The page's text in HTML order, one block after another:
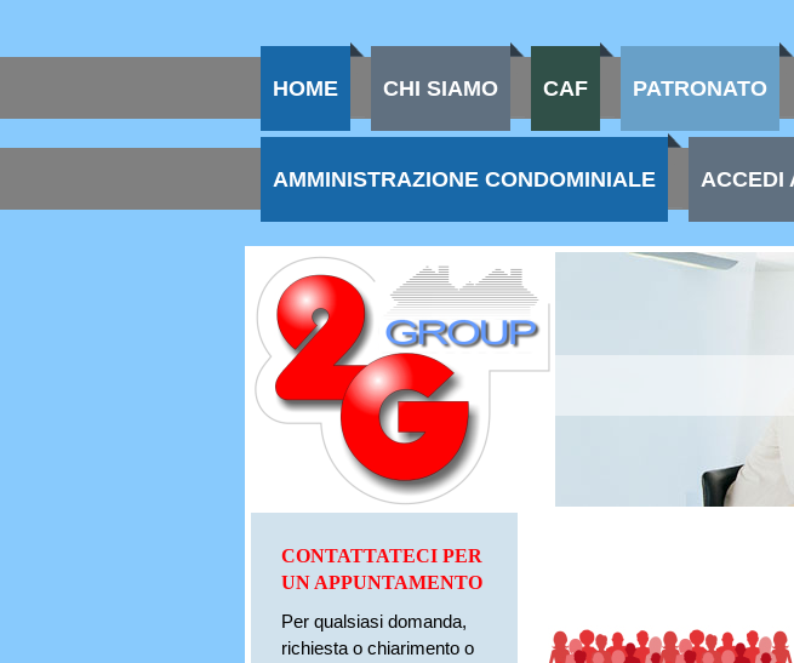
HOME CHI SIAMO CAF PATRONATO
AMMINISTRAZIONE CONDOMINIALE ACCEDI
CONTATTATECI PER
UN APPUNTAMENTO
Per qualsiasi domanda,
richiesta o chiarimento o